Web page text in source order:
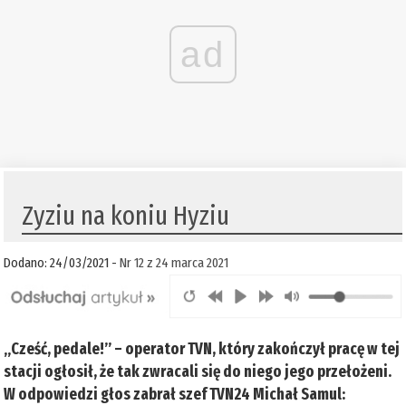
ad
Zyziu na koniu Hyziu
Dodano: 24/03/2021 -Nr 12 z 24 marca 2021
„Cześć, pedale!” – operator TVN, który zakończył pracę w tej
stacji ogłosił, że tak zwracali się do niego jego przełożeni.
W odpowiedzi głos zabrał szef TVN24 Michał Samul: